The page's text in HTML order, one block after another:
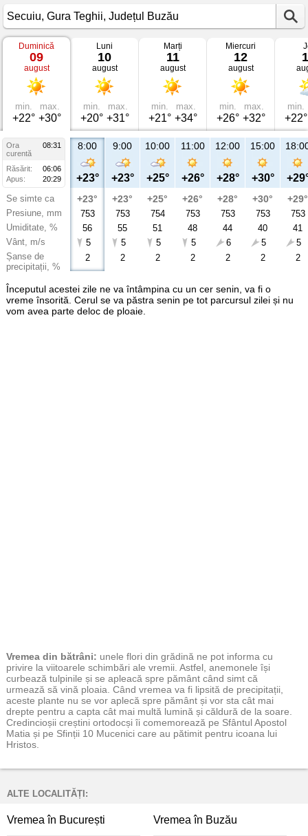
Vremea
Secuiu
Gura
Teghii,
Județul
Buzău
Duminică
09
august
min.
+22°
max.
+30°
Luni
10
august
min.
+20°
max.
+31°
Marți
11
august
min.
+21°
max.
+34°
Miercuri
12
august
min.
+26°
max.
+32°
min.
+22°
Ora
08:31
curentă
Răsărit:
06:06
Apus:
20:29
Se simte ca
Presiune, mm
Umiditate, %
Vânt, m/s
Șanse de
precipitații, %
8:00
+23°
+23°
753
56
5
2
9:00
+23°
+23°
753
55
5
2
10:00
+25°
+25°
754
51
5
2
11:00
+26°
+26°
753
48
5
2
12:00
+28°
+28°
753
44
6
2
15:00
+30°
+30°
753
40
5
2
+29°
753
41
5
2
Începutul acestei zile ne va întâmpina cu un cer senin, va fi o
vreme însorită. Cerul se va păstra senin pe tot parcursul zilei și nu
vom avea parte deloc de ploaie.
Vremea din bătrâni: unele flori din grădină ne pot informa cu
privire la viitoarele schimbări ale vremii. Astfel, anemonele își
curbează tulpinile și se apleacă spre pământ când simt că
urmează să vină ploaia. Când vremea va fi lipsită de precipitații,
aceste plante nu se vor aplecă spre pământ și vor sta cât mai
drepte pentru a capta cât mai multă lumină și căldură de la soare.
Credincioșii creștini ortodocși îi comemorează pe Sfântul Apostol
Matia și pe Sfinții 10 Mucenici care au pătimit pentru icoana lui
Hristos.
ALTE LOCALITĂȚI:
Vremea în București Vremea în Buzău